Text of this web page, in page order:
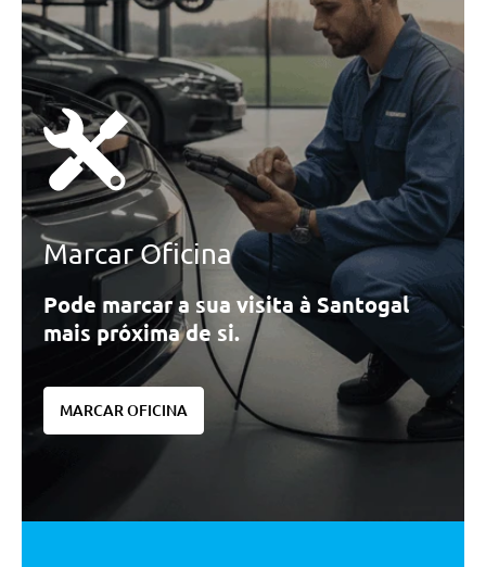
Marcar Oficina
Pode marcar a sua visita à Santogal
mais próxima de si.
MARCAR OFICINA